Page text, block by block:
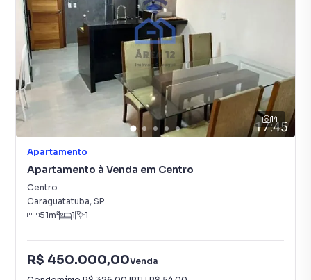
14
Apartamento
Apartamento à Venda em Centro
Centro
Caraguatatuba, SP
51m² 1 1
R$ 450.000,00Venda